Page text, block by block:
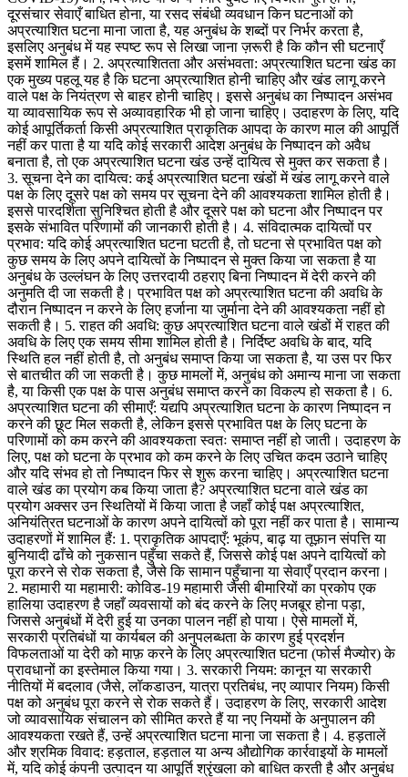
दूरसंचार सेवाएँ बाधित होना, या रसद संबंधी व्यवधान किन घटनाओं को
अप्रत्याशित घटना माना जाता है, यह अनुबंध के शब्दों पर निर्भर करता है,
इसलिए अनुबंध में यह स्पष्ट रूप से लिखा जाना ज़रूरी है कि कौन सी घटनाएँ
इसमें शामिल हैं। 2. अप्रत्याशितता और असंभवता: अप्रत्याशित घटना खंड का
एक मुख्य पहलू यह है कि घटना अप्रत्याशित होनी चाहिए और खंड लागू करने
वाले पक्ष के नियंत्रण से बाहर होनी चाहिए। इससे अनुबंध का निष्पादन असंभव
या व्यावसायिक रूप से अव्यावहारिक भी हो जाना चाहिए। उदाहरण के लिए, यदि
कोई आपूर्तिकर्ता किसी अप्रत्याशित प्राकृतिक आपदा के कारण माल की आपूर्ति
नहीं कर पाता है या यदि कोई सरकारी आदेश अनुबंध के निष्पादन को अवैध
बनाता है, तो एक अप्रत्याशित घटना खंड उन्हें दायित्व से मुक्त कर सकता है।
3. सूचना देने का दायित्व: कई अप्रत्याशित घटना खंडों में खंड लागू करने वाले
पक्ष के लिए दूसरे पक्ष को समय पर सूचना देने की आवश्यकता शामिल होती है।
इससे पारदर्शिता सुनिश्चित होती है और दूसरे पक्ष को घटना और निष्पादन पर
इसके संभावित परिणामों की जानकारी होती है। 4. संविदात्मक दायित्वों पर
प्रभाव: यदि कोई अप्रत्याशित घटना घटती है, तो घटना से प्रभावित पक्ष को
कुछ समय के लिए अपने दायित्वों के निष्पादन से मुक्त किया जा सकता है या
अनुबंध के उल्लंघन के लिए उत्तरदायी ठहराए बिना निष्पादन में देरी करने की
अनुमति दी जा सकती है। प्रभावित पक्ष को अप्रत्याशित घटना की अवधि के
दौरान निष्पादन न करने के लिए हर्जाना या जुर्माना देने की आवश्यकता नहीं हो
सकती है। 5. राहत की अवधि: कुछ अप्रत्याशित घटना वाले खंडों में राहत की
अवधि के लिए एक समय सीमा शामिल होती है। निर्दिष्ट अवधि के बाद, यदि
स्थिति हल नहीं होती है, तो अनुबंध समाप्त किया जा सकता है, या उस पर फिर
से बातचीत की जा सकती है। कुछ मामलों में, अनुबंध को अमान्य माना जा सकता
है, या किसी एक पक्ष के पास अनुबंध समाप्त करने का विकल्प हो सकता है। 6.
अप्रत्याशित घटना की सीमाएँ: यद्यपि अप्रत्याशित घटना के कारण निष्पादन न
करने की छूट मिल सकती है, लेकिन इससे प्रभावित पक्ष के लिए घटना के
परिणामों को कम करने की आवश्यकता स्वतः समाप्त नहीं हो जाती। उदाहरण के
लिए, पक्ष को घटना के प्रभाव को कम करने के लिए उचित कदम उठाने चाहिए
और यदि संभव हो तो निष्पादन फिर से शुरू करना चाहिए। अप्रत्याशित घटना
वाले खंड का प्रयोग कब किया जाता है? अप्रत्याशित घटना वाले खंड का
प्रयोग अक्सर उन स्थितियों में किया जाता है जहाँ कोई पक्ष अप्रत्याशित,
अनियंत्रित घटनाओं के कारण अपने दायित्वों को पूरा नहीं कर पाता है। सामान्य
उदाहरणों में शामिल हैं: 1. प्राकृतिक आपदाएँ: भूकंप, बाढ़ या तूफ़ान संपत्ति या
बुनियादी ढाँचे को नुकसान पहुँचा सकते हैं, जिससे कोई पक्ष अपने दायित्वों को
पूरा करने से रोक सकता है, जैसे कि सामान पहुँचाना या सेवाएँ प्रदान करना।
2. महामारी या महामारी: कोविड-19 महामारी जैसी बीमारियों का प्रकोप एक
हालिया उदाहरण है जहाँ व्यवसायों को बंद करने के लिए मजबूर होना पड़ा,
जिससे अनुबंधों में देरी हुई या उनका पालन नहीं हो पाया। ऐसे मामलों में,
सरकारी प्रतिबंधों या कार्यबल की अनुपलब्धता के कारण हुई प्रदर्शन
विफलताओं या देरी को माफ़ करने के लिए अप्रत्याशित घटना (फोर्स मैज्योर) के
प्रावधानों का इस्तेमाल किया गया। 3. सरकारी नियम: कानून या सरकारी
नीतियों में बदलाव (जैसे, लॉकडाउन, यात्रा प्रतिबंध, नए व्यापार नियम) किसी
पक्ष को अनुबंध पूरा करने से रोक सकते हैं। उदाहरण के लिए, सरकारी आदेश
जो व्यावसायिक संचालन को सीमित करते हैं या नए नियमों के अनुपालन की
आवश्यकता रखते हैं, उन्हें अप्रत्याशित घटना माना जा सकता है। 4. हड़तालें
और श्रमिक विवाद: हड़ताल, हड़ताल या अन्य औद्योगिक कार्रवाइयों के मामलों
में, यदि कोई कंपनी उत्पादन या आपूर्ति श्रृंखला को बाधित करती है और अनुबंध